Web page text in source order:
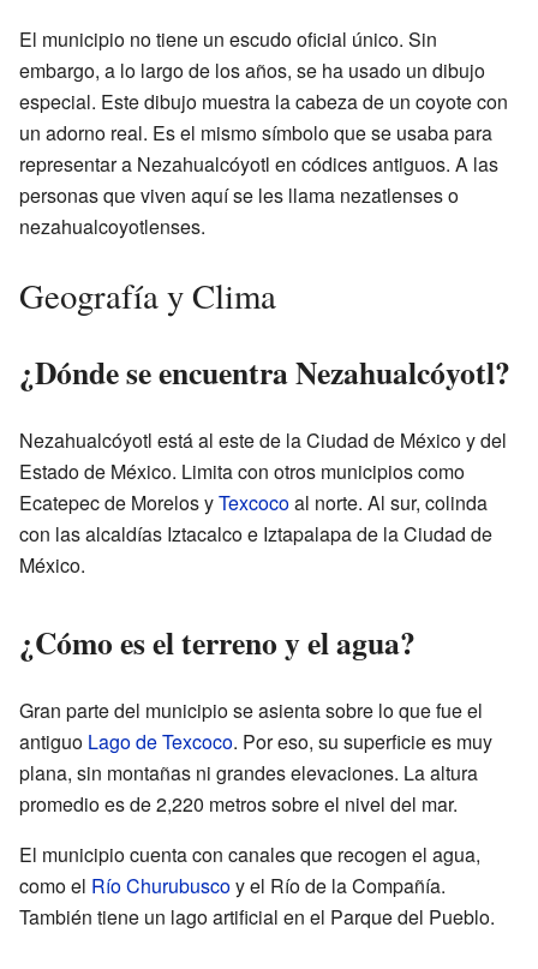
El municipio no tiene un escudo oficial único. Sin
embargo, a lo largo de los años, se ha usado un dibujo
especial. Este dibujo muestra la cabeza de un coyote con
un adorno real. Es el mismo símbolo que se usaba para
representar a Nezahualcóyotl en códices antiguos. A las
personas que viven aquí se les llama nezatlenses o
nezahualcoyotlenses.
Geografía y Clima
¿Dónde se encuentra Nezahualcóyotl?
Nezahualcóyotl está al este de la Ciudad de México y del
Estado de México. Limita con otros municipios como
Ecatepec de Morelos yTexcocoal norte. Al sur, colinda
con las alcaldías Iztacalco e Iztapalapa de la Ciudad de
México.
¿Cómo es el terreno y el agua?
Gran parte del municipio se asienta sobre lo que fue el
antiguo Lago de Texcoco. Por eso, su superficie es muy
plana, sin montañas ni grandes elevaciones. La altura
promedio es de 2,220 metros sobre el nivel del mar.
El municipio cuenta con canales que recogen el agua,
como el Río Churubuscoy el Río de la Compañía.
También tiene un lago artificial en el Parque del Pueblo.